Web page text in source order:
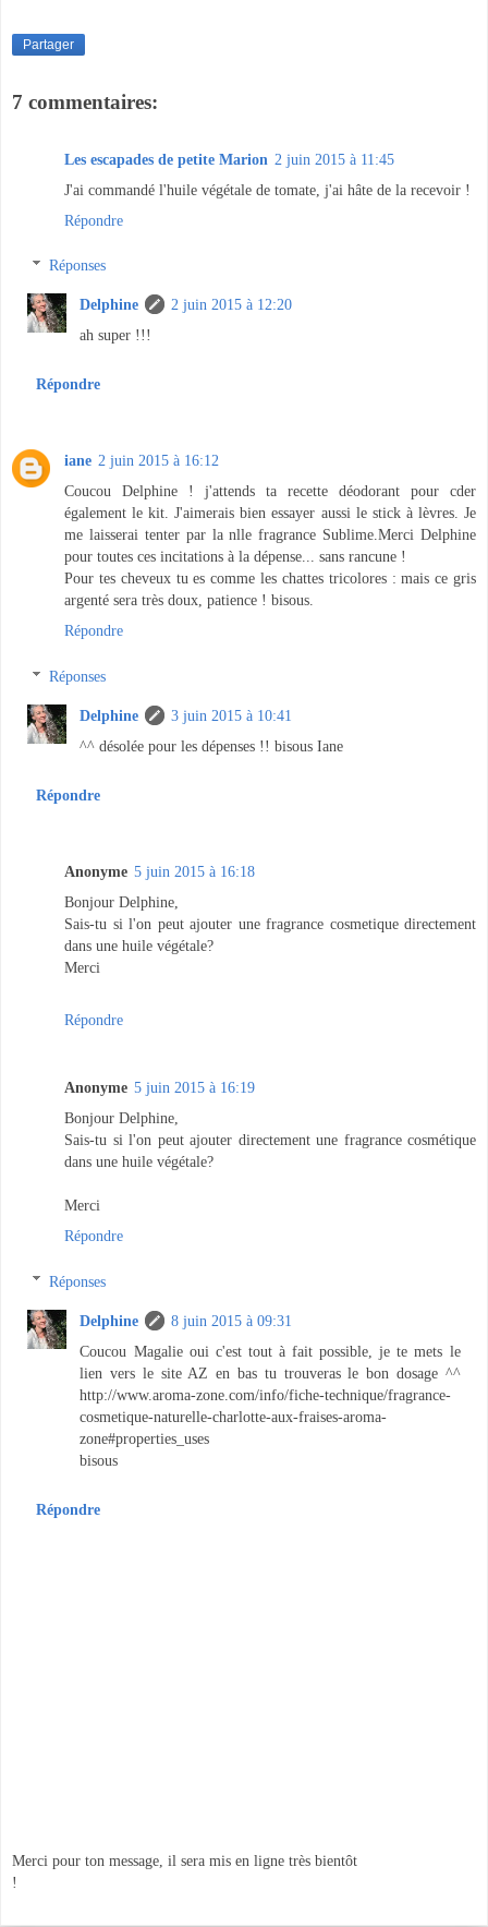
Partager
7 commentaires:
Les escapades de petite Marion 2 juin 2015 à 11:45
J'ai commandé l'huile végétale de tomate, j'ai hâte de la recevoir !
Répondre
Réponses
Delphine
2 juin 2015 à 12:20
ah super !!!
Répondre
iane 2 juin 2015 à 16:12
Coucou Delphine ! j'attends ta recette déodorant pour cder
également le kit. J'aimerais bien essayer aussi le stick à lèvres. Je
me laisserai tenter par la nlle fragrance Sublime.Merci Delphine
pour toutes ces incitations à la dépense... sans rancune !
Pour tes cheveux tu es comme les chattes tricolores : mais ce gris
argenté sera très doux, patience ! bisous.
Répondre
Réponses
Delphine
3 juin 2015 à 10:41
^^ désolée pour les dépenses !! bisous Iane
Répondre
Anonyme 5 juin 2015 à 16:18
Bonjour Delphine,
Sais-tu si l'on peut ajouter une fragrance cosmetique directement
dans une huile végétale?
Merci
Répondre
Anonyme 5 juin 2015 à 16:19
Bonjour Delphine,
Sais-tu si l'on peut ajouter directement une fragrance cosmétique
dans une huile végétale?
Merci
Répondre
Réponses
Delphine
8 juin 2015 à 09:31
Coucou Magalie oui c'est tout à fait possible, je te mets le
lien vers le site AZ en bas tu trouveras le bon dosage ^^
http://www.aroma-zone.com/info/fiche-technique/fragrance-
cosmetique-naturelle-charlotte-aux-fraises-aroma-
zone#properties_uses
bisous
Répondre
Merci pour ton message, il sera mis en ligne très bientôt
!